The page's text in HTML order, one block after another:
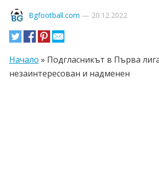
Bgfootball.com — 20.12.2022
Начало » Подгласникът в Първа
незаинтересован и надменен